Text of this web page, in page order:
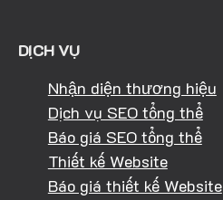
DỊCH VỤ
Nhận diện thương hiệu
Dịch vụ SEO tổng thể
Báo giá SEO tổng thể
Thiết kế Website
Báo giá thiết kế Website